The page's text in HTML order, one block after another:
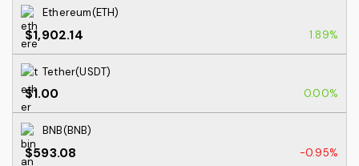
Ethereum(ETH)
$1,902.14 1.89%
Tether(USDT)
$1.00 0.00%
BNB(BNB)
$593.08 -0.95%